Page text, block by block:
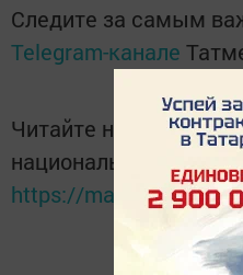
Следите за самым
Telegram-канале
Читайте новости
национальном
https://max.ru/